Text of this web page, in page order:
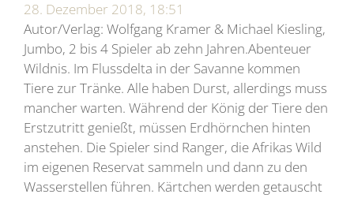
28. Dezember 2018, 18:51
Autor/Verlag: Wolfgang Kramer & Michael Kiesling,
Jumbo, 2 bis 4 Spieler ab zehn Jahren.Abenteuer
Wildnis. Im Flussdelta in der Savanne kommen
Tiere zur Tränke. Alle haben Durst, allerdings muss
mancher warten. Während der König der Tiere den
Erstzutritt genießt, müssen Erdhörnchen hinten
anstehen. Die Spieler sind Ranger, die Afrikas Wild
im eigenen Reservat sammeln und dann zu den
Wasserstellen führen. Kärtchen werden getauscht